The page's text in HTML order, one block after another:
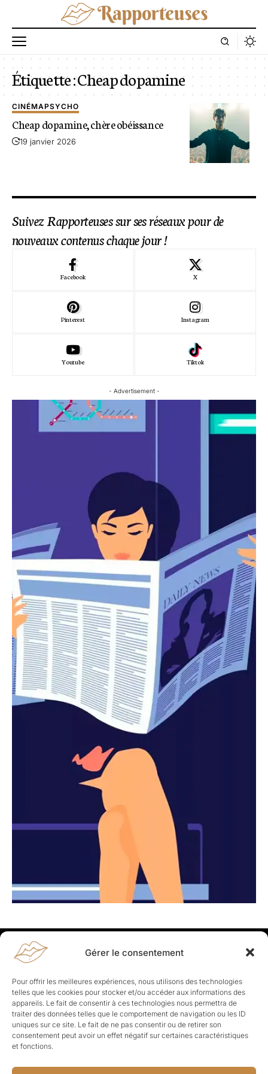
Gérer le consentement
Pour offrir les meilleures expériences, nous utilisons des technologies
telles que les cookies pour stocker et/ou accéder aux informations des
appareils. Le fait de consentir à ces technologies nous permettra de
traiter des données telles que le comportement de navigation ou les ID
uniques sur ce site. Le fait de ne pas consentir ou de retirer son
consentement peut avoir un effet négatif sur certaines caractéristiques
et fonctions.
Étiquette :Cheap dopamine
CINÉMAPSYCHO
Cheap dopamine, chère obéissance
19 janvier 2026
Suivez Rapporteuses sur ses réseaux pour de
nouveaux contenus chaque jour !
Facebook X
Pinterest Instagram
Youtube Tiktok
- Advertisement -
Rapporteuses
À propos de Rapporteuses :Rapporteuses, c’est l’histoire de
Parisiennes, bien dans leurs baskets qui aiment rapporter ce qui leur
cause, leur apporte et leur rapporte !
Les Topics
Société Politique Business Culture
Sport
Lifestyle